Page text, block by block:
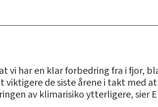
vi har en klar forbedring fra i fjor,
de siste årene i takt med
av klimarisiko ytterligere,